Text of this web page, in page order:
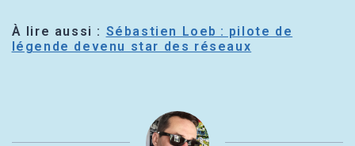
À lire aussi : Sébastien Loeb : pilote de
légende devenu star des réseaux